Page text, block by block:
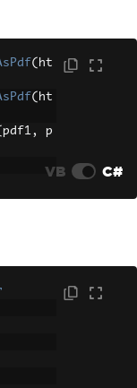
( ht
( ht
pdf1,
p
VB C#